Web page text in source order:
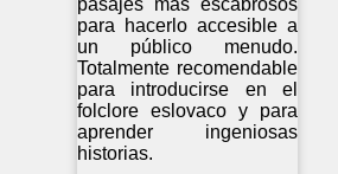
pasajes más escabrosos
para hacerlo accesible a
un público menudo.
Totalmente recomendable
para introducirse en el
folclore eslovaco y para
aprender ingeniosas
historias.